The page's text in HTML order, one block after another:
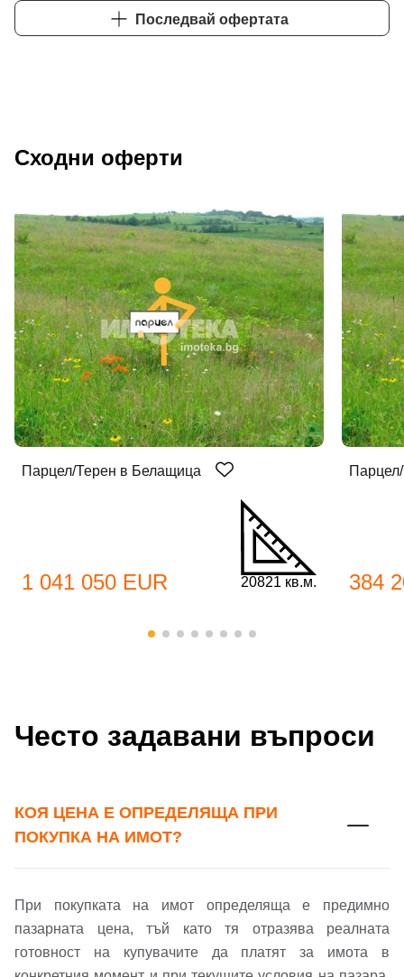
Добре дошъл!
Парола
Последвай офертата
Сходни оферти
Парцел/Терен в Белащица
1 041 050 EUR 20821 кв.м. 384
Често задавани въпроси
КОЯ ЦЕНА Е ОПРЕДЕЛЯЩА ПРИ
ПОКУПКА НА ИМОТ?
При покупката на имот определяща е предимно
пазарната цена, тъй като тя отразява реалната
готовност на купувачите да платят за имота в
Име*